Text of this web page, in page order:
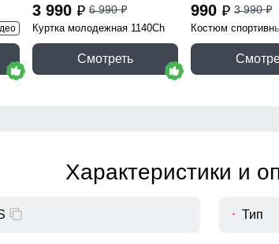
3 990 p 6 990p
Куртка молодежная 1140Ch
Смотреть
990 p 3 990p
Костюм
Характеристики и
Тип